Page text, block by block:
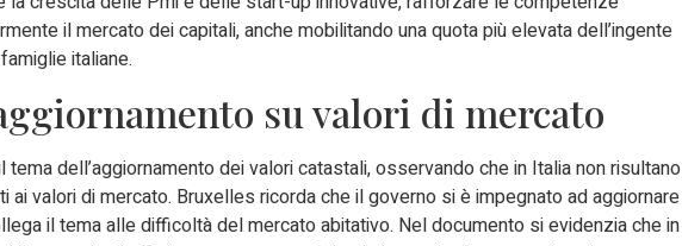
il mercato dei capitali, anche mobilitando una quota più elevata dell’ingente
italiane.
su valori di mercato
dell’aggiornamento dei valori catastali, osservando che in Italia non risultano
ai valori di mercato. Bruxelles ricorda che il governo si è impegnato ad aggiornare
il tema alle difficoltà del mercato abitativo. Nel documento si evidenzia che in